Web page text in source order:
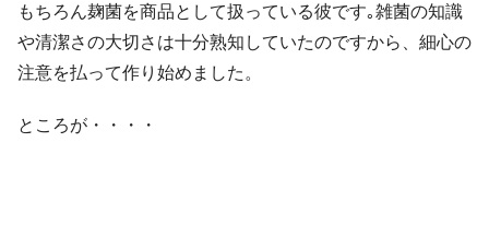
もちろん麹菌を商品として扱っている彼です｡雑菌の知識
や清潔さの大切さは十分熟知していたのですから、細心の
注意を払って作り始めました。
ところが・・・・